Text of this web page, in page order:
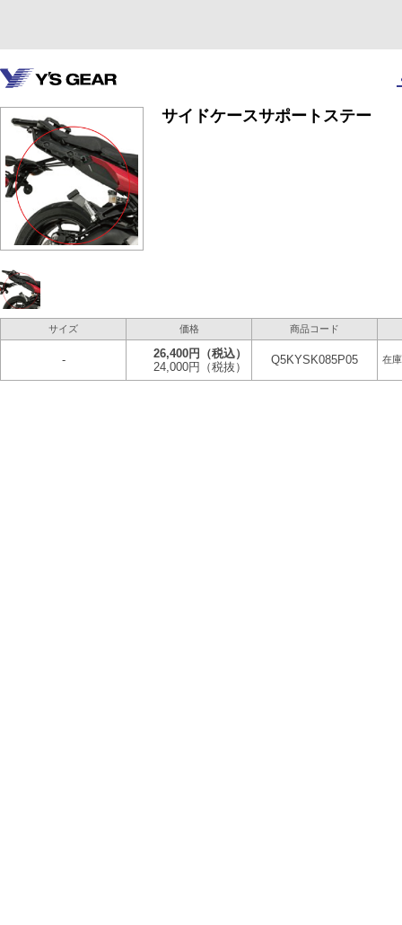
サイドケースサポートステー
サイズ 価格 商品コード
- 26,400円
（税込）
24,000円
（税抜）
Q5KYSK085P05 在